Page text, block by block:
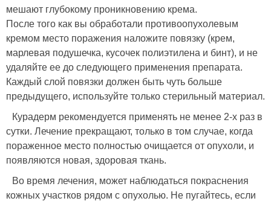
мешают глубокому проникновению крема.
После того как вы обработали противоопухолевым
кремом место поражения наложите повязку (крем,
марлевая подушечка, кусочек полиэтилена и бинт), и не
удаляйте ее до следующего применения препарата.
Каждый слой повязки должен быть чуть больше
предыдущего, используйте только стерильный материал.
Курадерм рекомендуется применять не менее 2-х раз в
сутки. Лечение прекращают, только в том случае, когда
пораженное место полностью очищается от опухоли, и
появляются новая, здоровая ткань.
Во время лечения, может наблюдаться покраснения
кожных участков рядом с опухолью. Не пугайтесь, если